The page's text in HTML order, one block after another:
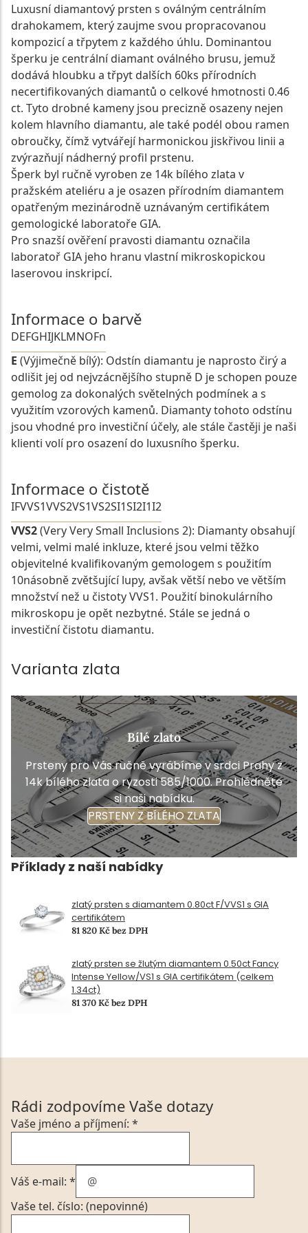
Luxusní diamantový prsten s oválným centrálním
drahokamem, který zaujme svou propracovanou
kompozicí a třpytem z každého úhlu. Dominantou
šperku je centrální diamant oválného brusu, jemuž
dodává hloubku a třpyt dalších 60ks přírodních
necertifikovaných diamantů o celkové hmotnosti 0.46
ct. Tyto drobné kameny jsou precizně osazeny nejen
kolem hlavního diamantu, ale také podél obou ramen
obroučky, čímž vytvářejí harmonickou jiskřivou linii a
zvýrazňují nádherný profil prstenu.
Šperk byl ručně vyroben ze 14k bílého zlata v
pražském ateliéru a je osazen přírodním diamantem
opatřeným mezinárodně uznávaným certifikátem
gemologické laboratoře GIA.
Pro snazší ověření pravosti diamantu označila
laboratoř GIA jeho hranu vlastní mikroskopickou
laserovou inskripcí.
Informace o barvě
DEFGHIJKLMNOFn
E (Výjimečně bílý): Odstín diamantu je naprosto čirý a
odlišit jej od nejvzácnějšího stupně D je schopen pouze
gemolog za dokonalých světelných podmínek a s
využitím vzorových kamenů. Diamanty tohoto odstínu
jsou vhodné pro investiční účely, ale stále častěji je naši
klienti volí pro osazení do luxusního šperku.
Informace o čistotě
IFVVS1VVS2VS1VS2SI1SI2I1I2
VVS2(Very Very Small Inclusions 2): Diamanty obsahují
velmi, velmi malé inkluze, které jsou velmi těžko
objevitelné kvalifikovaným gemologem s použitím
10násobně zvětšující lupy, avšak větší nebo ve větším
množství než u čistoty VVS1. Použití binokulárního
mikroskopu je opět nezbytné. Stále se jedná o
investiční čistotu diamantu.
Varianta zlata
Bílé zlato
Prsteny pro Vás ručně vyrábíme v srdci Prahy z
14k bílého zlata o ryzosti 585/1000. Prohlédněte
si naši nabídku.
PRSTENY Z BÍLÉHO ZLATA
Příklady z naší nabídky
zlatý prsten s diamantem 0.80ct F/VVS1 s GIA
certifikátem
81 820 Kč bez DPH
zlatý prsten se žlutým diamantem 0.50ct Fancy
Intense Yellow/VS1 s GIA certifikátem (celkem
1.34ct)
81 370 Kč bez DPH
Rádi zodpovíme Vaše dotazy
Vaše jméno a příjmení: *
Váš e-mail: *
Vaše tel. číslo: (nepovinné)